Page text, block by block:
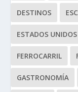
DESTINOS
ESTADOS UNIDOS
FERROCARRIL
GASTRONOMÍA